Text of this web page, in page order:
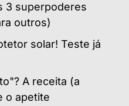
3 superpoderes
outros)
solar! Teste já
A receita (a
o apetite